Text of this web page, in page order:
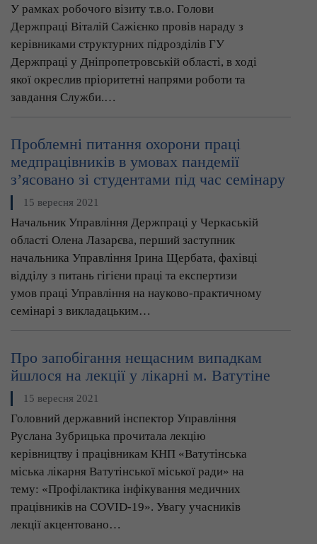
У рамках робочого візиту т.в.о. Голови
Держпраці Віталій Сажієнко провів нараду з
керівниками структурних підрозділів ГУ
Держпраці у Дніпропетровській області, в ході
якої окреслив пріоритетні напрями роботи та
завдання Служби.…
Проблемні питання охорони праці
медпрацівників в умовах пандемії
з’ясовано зі студентами під час семінару
15 вересня 2021
Начальник Управління Держпраці у Черкаській
області Олена Лазарєва, перший заступник
начальника Управління Ірина Щербата, фахівці
відділу з питань гігієни праці та експертизи
умов праці Управління на науково-практичному
семінарі з викладацьким…
Про запобігання нещасним випадкам
йшлося на лекції у лікарні м. Ватутіне
15 вересня 2021
Головний державний інспектор Управління
Руслана Зубрицька прочитала лекцію
керівництву і працівникам КНП «Ватутінська
міська лікарня Ватутінської міської ради» на
тему: «Профілактика інфікування медичних
працівників на COVID-19». Увагу учасників
лекції акцентовано…